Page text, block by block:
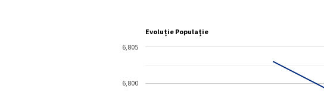
Evoluție Populație
6,800
6,805